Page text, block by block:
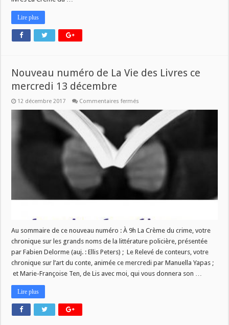
Lire plus
Nouveau numéro de La Vie des Livres ce
mercredi 13 décembre
12 décembre 2017 Commentaires fermés
numéro
de
La
des
Livres
décembre
Au sommaire de ce nouveau numéro : À 9h La Crème du crime, votre
chronique sur les grands noms de la littérature policière, présentée
par Fabien Delorme (auj. : Ellis Peters) ; Le Relevé de conteurs, votre
chronique sur l’art du conte, animée ce mercredi par Manuella Yapas ;
et Marie-Françoise Ten, de Lis avec moi, qui vous donnera son …
Lire plus